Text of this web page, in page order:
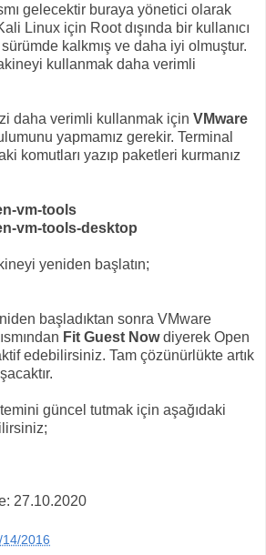
gelecektir buraya yönetici olarak
Linux için Root dışında bir kullanıcı
kalkmış ve daha iyi olmuştur.
kullanmak daha verimli
daha verimli kullanmak için VMware
yapmamız gerekir. Terminal
komutları yazıp paketleri kurmanız
vm-tools
vm-tools-desktop
yeniden başlatın;
başladıktan sonra VMware
Fit Guest Nowdiyerek Open
edebilirsiniz. Tam çözünürlükte artık
güncel tutmak için aşağıdaki
27.10.2020
14/2016